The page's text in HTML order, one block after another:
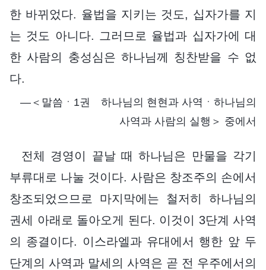
한 바뀌었다. 율법을 지키는 것도, 십자가를 지
는 것도 아니다. 그러므로 율법과 십자가에 대
한 사람의 충성심은 하나님께 칭찬받을 수 없
다.
―＜말씀ㆍ1권 하나님의 현현과 사역ㆍ하나님의
사역과 사람의 실행＞ 중에서
전체 경영이 끝날 때 하나님은 만물을 각기
부류대로 나눌 것이다. 사람은 창조주의 손에서
창조되었으므로 마지막에는 철저히 하나님의
권세 아래로 돌아오게 된다. 이것이 3단계 사역
의 종결이다. 이스라엘과 유대에서 행한 앞 두
단계의 사역과 말세의 사역은 곧 전 우주에서의